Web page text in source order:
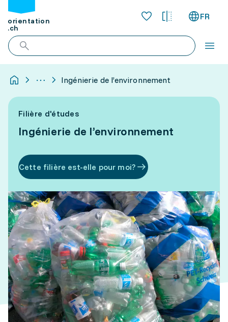
orientation
.ch
FR
Ingénierie de l’environnement
Filière d'études
Ingénierie de l’environnement
Cette filière est-elle pour moi?